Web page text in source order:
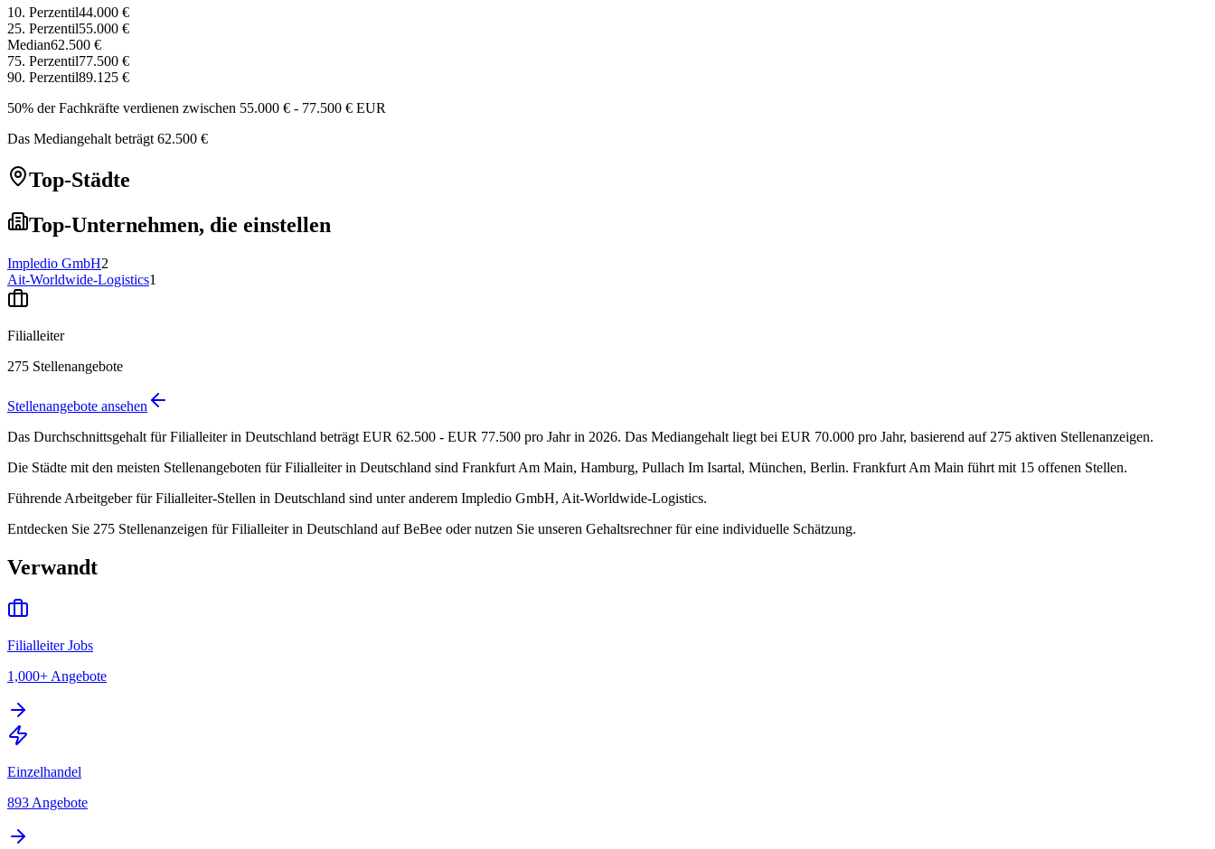
10. Perzentil44.000 €
25. Perzentil55.000 €
Median62.500 €
75. Perzentil77.500 €
90. Perzentil89.125 €
50% der Fachkräfte verdienen zwischen 55.000 € - 77.500 € EUR
Das Mediangehalt beträgt 62.500 €
Top-Städte
Top-Unternehmen, die einstellen
Impledio GmbH2
Ait-Worldwide-Logistics1
Filialleiter
275 Stellenangebote
Stellenangebote ansehen
Das Durchschnittsgehalt für Filialleiter in Deutschland beträgt EUR 62.500 - EUR 77.500 pro Jahr in 2026. Das Mediangehalt liegt bei EUR 70.000 pro Jahr, basierend auf 275 aktiven Stellenanzeigen.
Die Städte mit den meisten Stellenangeboten für Filialleiter in Deutschland sind Frankfurt Am Main, Hamburg, Pullach Im Isartal, München, Berlin. Frankfurt Am Main führt mit 15 offenen Stellen.
Führende Arbeitgeber für Filialleiter-Stellen in Deutschland sind unter anderem Impledio GmbH, Ait-Worldwide-Logistics.
Entdecken Sie 275 Stellenanzeigen für Filialleiter in Deutschland auf BeBee oder nutzen Sie unseren Gehaltsrechner für eine individuelle Schätzung.
Verwandt
Filialleiter Jobs
1,000+ Angebote
Einzelhandel
893 Angebote